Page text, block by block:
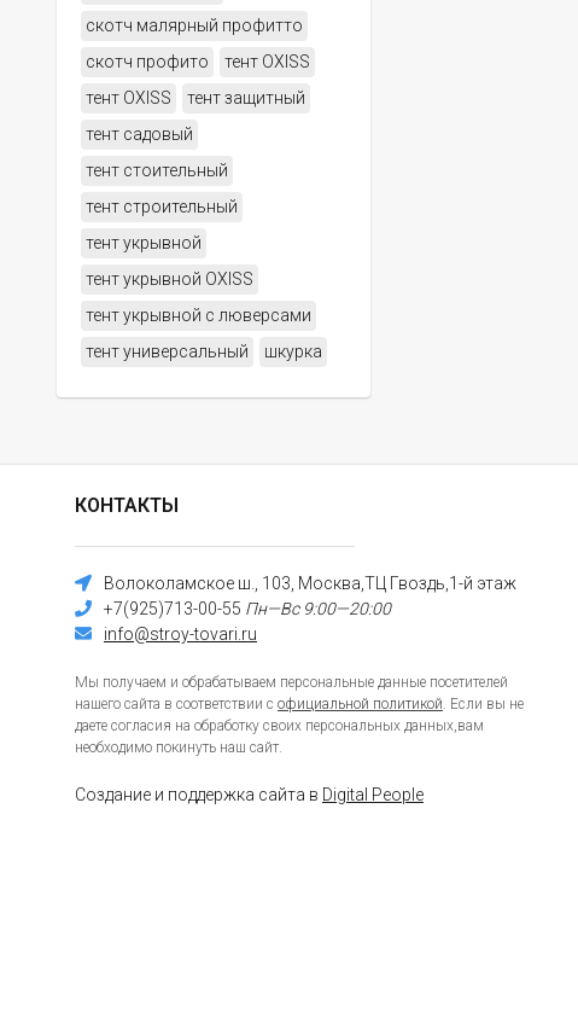
скотч малярный профитто
скотч профито
тент OXISS
тент OXISS
тент защитный
тент садовый
тент стоительный
тент строительный
тент укрывной
тент укрывной OXISS
тент укрывной с люверсами
тент универсальный
шкурка
КОНТАКТЫ
Волоколамское ш., 103, Москва,ТЦ Гвоздь,1-й этаж
+7(925)713-00-55 Пн—Вс 9:00—20:00
info@stroy-tovari.ru
Мы получаем и обрабатываем персональные данные посетителей
нашего сайта в соответствии с официальной политикой. Если вы не
даете согласия на обработку своих персональных данных,вам
необходимо покинуть наш сайт.
Создание и поддержка сайта в Digital People